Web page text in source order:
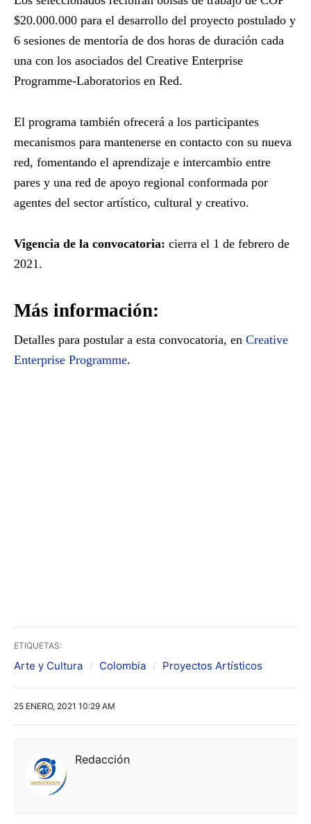
$20.000.000 para el desarrollo del proyecto postulado y
6 sesiones de mentoría de dos horas de duración cada
una con los asociados del Creative Enterprise
Programme-Laboratorios en Red.
El programa también ofrecerá a los participantes
mecanismos para mantenerse en contacto con su nueva
red, fomentando el aprendizaje e intercambio entre
pares y una red de apoyo regional conformada por
agentes del sector artístico, cultural y creativo.
Vigencia de la convocatoria: cierra el 1 de febrero de
2021.
Más información:
Detalles para postular a esta convocatoria, en Creative
Enterprise Programme.
ETIQUETAS:
Arte y Cultura Colombia Proyectos Artísticos
25 ENERO, 2021 10:29 AM
Redacción